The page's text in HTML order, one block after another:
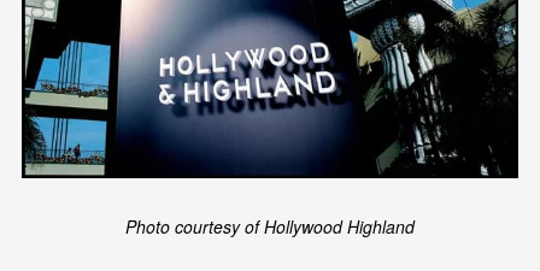
Photo courtesy of Hollywood Highland